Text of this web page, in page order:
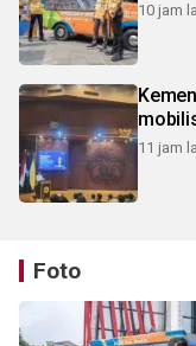
10 jam
11 jam
Foto